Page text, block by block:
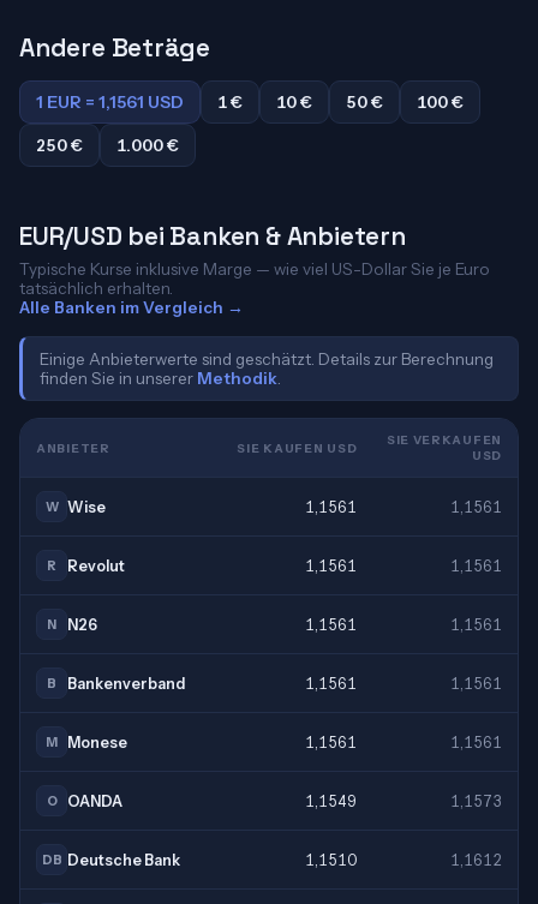
Andere Beträge
1 EUR = 1,1561 USD 1 € 10 € 50 €
100 €
250 €
1.000 €
EUR/USD bei Banken & Anbietern
Typische Kurse inklusive Marge — wie viel US-Dollar Sie je Euro
tatsächlich erhalten.
Alle Banken im Vergleich →
Einige Anbieterwerte sind geschätzt. Details zur Berechnung
finden Sie in unserer Methodik
ANBIETER SIE KAUFEN USD
SIE VERKAUFEN
USD
W Wise 1,1561 1,1561
R Revolut 1,1561 1,1561
N N26 1,1561 1,1561
B Bankenverband 1,1561 1,1561
M Monese 1,1561 1,1561
O OANDA 1,1549 1,1573
DB Deutsche Bank 1,1510 1,1612